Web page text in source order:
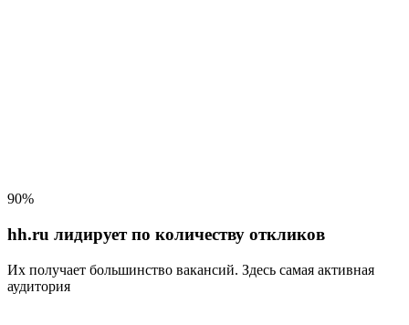
90%
hh.ru лидирует по количеству откликов
Их получает большинство вакансий. Здесь самая активная
аудитория